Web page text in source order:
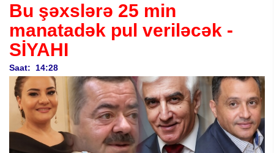
Bu şəxslərə 25 min
manatadək pul veriləcək -
SİYAHI
Saat: 14:28